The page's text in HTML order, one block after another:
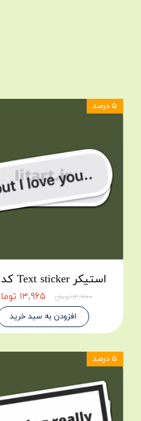
استیکر Text sticker کد E91
۱۴,۷۰۰ تومان ۱۳,۹۶۵ تومان
افزودن به سبد خرید
۵ درصد
۵ درصد